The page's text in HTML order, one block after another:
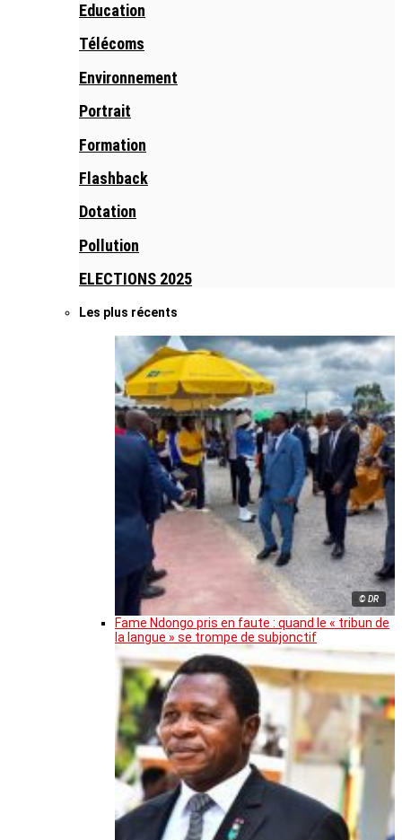
Education
Télécoms
Environnement
Portrait
Formation
Flashback
Dotation
Pollution
ELECTIONS 2025
Les plus récents
© DR
Fame Ndongo pris en faute : quand le « tribun de
la langue » se trompe de subjonctif